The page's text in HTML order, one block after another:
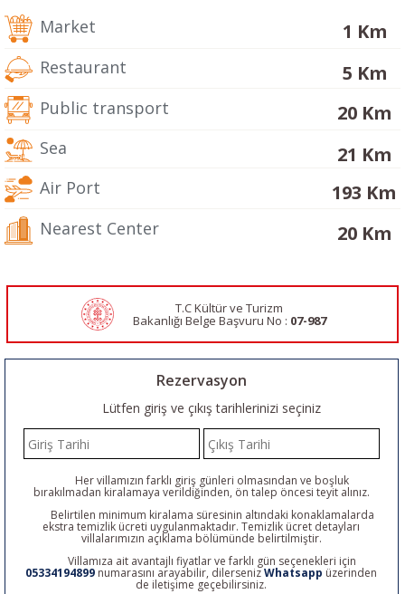
Market 1 Km
Restaurant 5 Km
Public transport 20 Km
Sea 21 Km
Air Port 193 Km
Nearest Center 20 Km
T.C Kültür ve Turizm
Bakanlığı Belge Başvuru No : 07-987
Rezervasyon
Lütfen giriş ve çıkış tarihlerinizi seçiniz
Her villamızın farklı giriş günleri olmasından ve boşluk
bırakılmadan kiralamaya verildiğinden, ön talep öncesi teyit alınız.
Belirtilen minimum kiralama süresinin altındaki konaklamalarda
ekstra temizlik ücreti uygulanmaktadır. Temizlik ücret detayları
villalarımızın açıklama bölümünde belirtilmiştir.
Villamıza ait avantajlı fiyatlar ve farklı gün seçenekleri için
05334194899 numarasını arayabilir, dilersenizWhatsapp üzerinden
de iletişime geçebilirsiniz.